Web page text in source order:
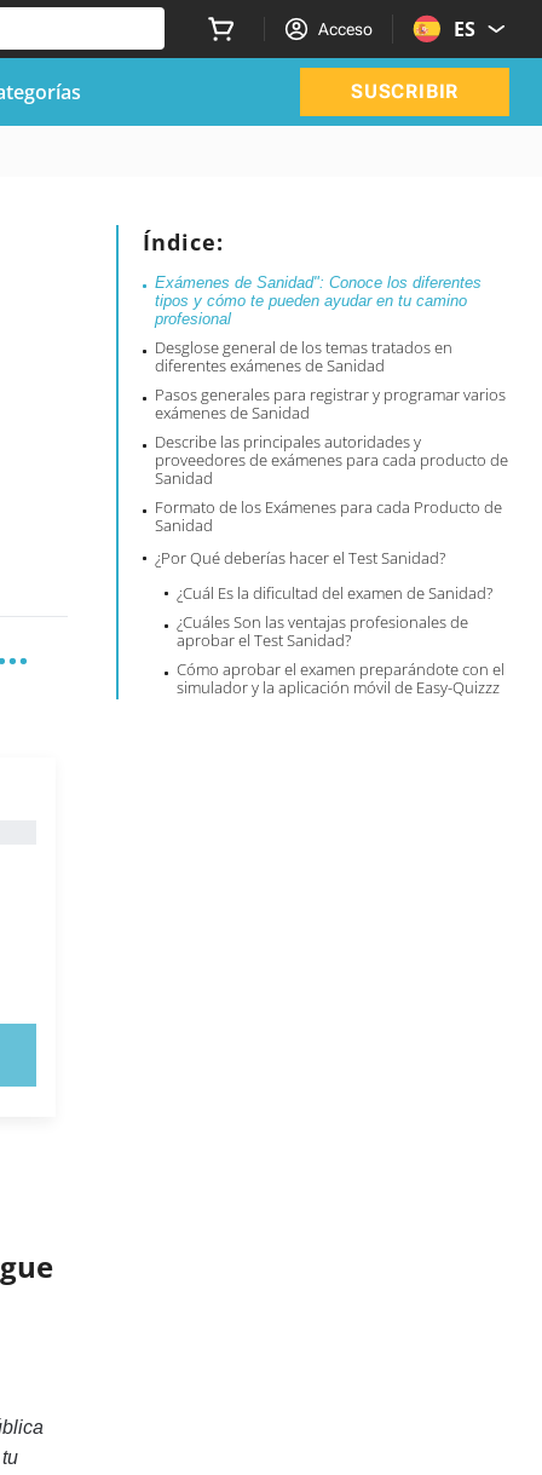
Acceso ES
SUSCRIBIR
Índice:
Exámenes de Sanidad": Conoce los diferentes
tipos y cómo te pueden ayudar en tu camino
profesional
Desglose general de los temas tratados en
diferentes exámenes de Sanidad
Pasos generales para registrar y programar varios
exámenes de Sanidad
Describe las principales autoridades y
proveedores de exámenes para cada producto de
Sanidad
Formato de los Exámenes para cada Producto de
Sanidad
¿Por Qué deberías hacer el Test Sanidad?
¿Cuál Es la dificultad del examen de Sanidad?
¿Cuáles Son las ventajas profesionales de
aprobar el Test Sanidad?
Cómo aprobar el examen preparándote con el
simulador y la aplicación móvil de Easy-Quizzz